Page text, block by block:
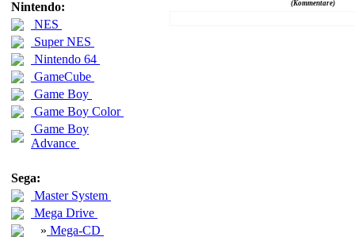
Nintendo:
NES
Super NES
Nintendo 64
GameCube
Game Boy
Game Boy Color
Game Boy
Advance
Sega:
Master System
Mega Drive
» Mega-CD
(Kommentare)